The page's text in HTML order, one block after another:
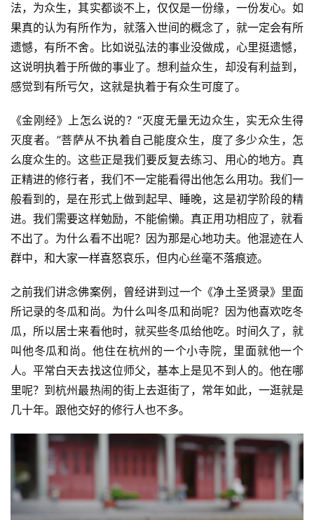
八
点
法，为众生，其实都谈不上，仅仅是一份缘，一份发心。如
果真的认为有所作为，就落入世间的概念了，就一定会有所
遗憾，有所不舍。比如说弘法的事业没做成，心里挺遗憾，
这说明执着于所做的事业了。想利益众生，却没有利益到，
感觉到有所亏欠，这就是执着于有众生可度了。
《金刚经》上怎么说的？“灭度无量无边众生，实无众生得
灭度者。”菩萨从不执着自己能度众生，度了多少众生，怎
么度众生的。这些正是我们要反复去练习、用心的地方。真
正精进的修行者，我们不一定能看得出他怎么用功。我们一
般看到的，是在形式上做到起早、睡晚，这是初学阶段的精
进。我们需要这样勉励，不能偷懒。真正用功相应了，就看
不出了。为什么看不出呢？因为那是心地功夫。他混迹在人
群中，和大家一样喜怒哀乐，但内心丝毫不落痕迹。
之前我们讲念佛案例，曾经讲到过一个《净土圣贤录》里面
所记录的冬瓜和尚。为什么叫冬瓜和尚呢？因为他喜欢吃冬
瓜，所以居士来看他时，就买些冬瓜给他吃。时间久了，就
叫他冬瓜和尚。他住在杭州的一个小寺院，里面就他一个
人。平常白天去找这位师父，基本上是见不到人的。他在哪
里呢？到杭州最热闹的街上去逛街了，常年如此，一逛就是
几十年。跟他交好的修行人也不多。